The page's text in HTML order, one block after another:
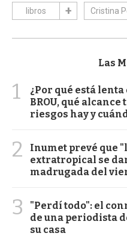
libros Cristina
Las
1
¿Por qué está
BROU, qué
riesgos hay y
2
Inumet prevé que
extratropical se
madrugada del
3
"Perdí todo": el
de una periodista
su casa